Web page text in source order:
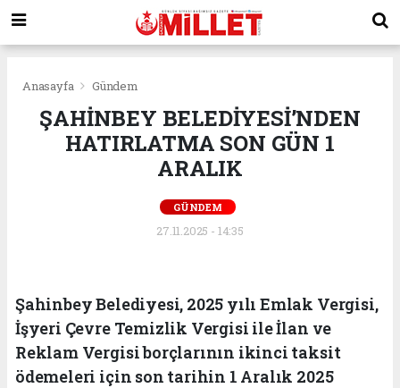
Anasayfa Gündem
ŞAHİNBEY BELEDİYESİ’NDEN
HATIRLATMA SON GÜN 1
ARALIK
GÜNDEM
27.11.2025 - 14:35
Şahinbey Belediyesi, 2025 yılı Emlak Vergisi,
İşyeri Çevre Temizlik Vergisi ile İlan ve
Reklam Vergisi borçlarının ikinci taksit
ödemeleri için son tarihin 1 Aralık 2025